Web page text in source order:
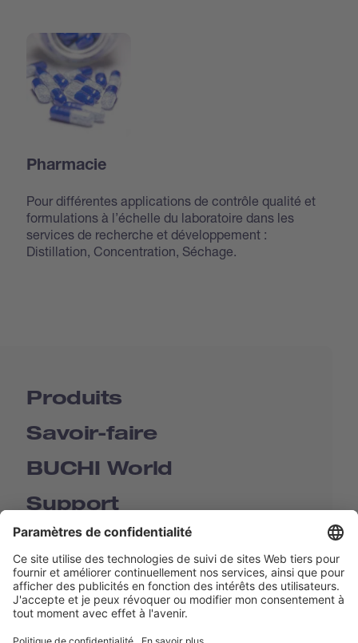
Pharmacie
Pour différentes applications de contrôle qualité et
formulations à l’échelle du laboratoire dans les
services de recherche et développement :
Distillation, Concentration, Séchage.
Produits
Savoir-faire
BUCHI World
Support
Shop
Contact us